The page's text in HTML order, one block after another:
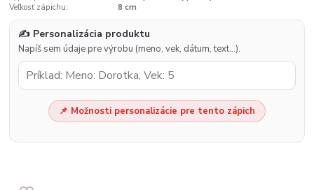
Veľkosť zápichu:
8 cm
✍️ Personalizácia produktu
Napíš sem údaje pre výrobu (meno, vek, dátum, text…).
📌 Možnosti personalizácie pre tento zápich